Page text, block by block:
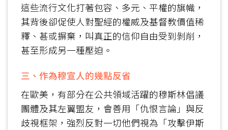
這些流行文化打著包容、多元、平權的旗幟，
其背後卻促使人對聖經的權威及基督教價值稀
釋、甚或摒棄，叫真正的信仰自由受到剝削，
甚至形成另一種壓迫。
三、作為穆宣人的幾點反省
在歐美，有部分在公共領域活躍的穆斯林倡議
團體及其左翼盟友，會善用「仇恨言論」與反
歧視框架，強烈反對一切他們視為「攻擊伊斯